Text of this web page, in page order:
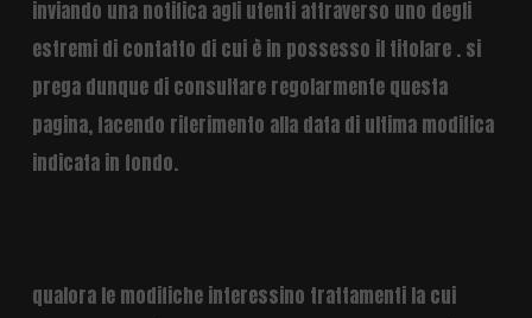
inviando una notifica agli utenti attraverso uno degli
estremi di contatto di cui è in possesso il titolare . si
prega dunque di consultare regolarmente questa
pagina, facendo riferimento alla data di ultima modifica
indicata in fondo.
qualora le modifiche interessino trattamenti la cui